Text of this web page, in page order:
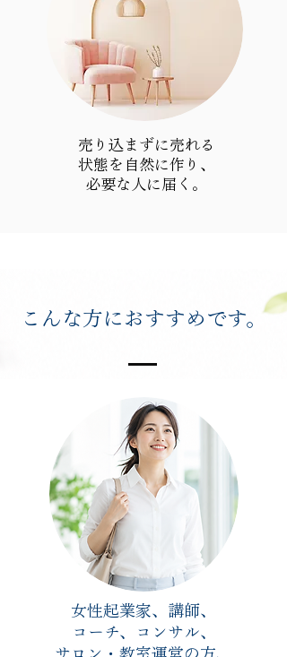
売り込まずに売れる
状態を自然に作り、
​必要な人に届く。
こんな方におすすめです。
女性起業家、講師、
コーチ、コンサル、
サロン・教室運営の方、